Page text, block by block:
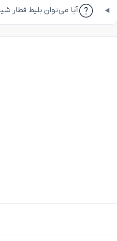
آیا می‌توان بلیط قطار شیراز